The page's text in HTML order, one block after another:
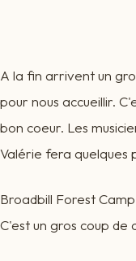
A la fin arrivent un
pour nous accueillir.
bon coeur. Les
Valérie fera quelques
Broadbill Forest Camp
C'est un gros coup de